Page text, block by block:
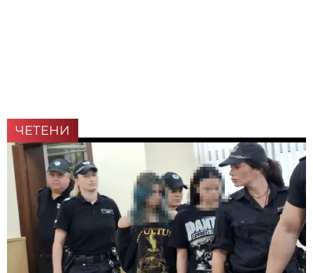
ЧЕТЕНИ